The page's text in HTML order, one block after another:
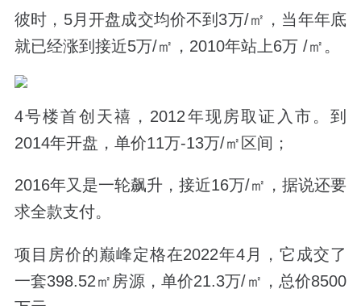
彼时，5月开盘成交均价不到3万/㎡，当年年底
就已经涨到接近5万/㎡，2010年站上6万 /㎡。
4号楼首创天禧，2012年现房取证入市。到
2014年开盘，单价11万-13万/㎡区间；
2016年又是一轮飙升，接近16万/㎡，据说还要
求全款支付。
项目房价的巅峰定格在2022年4月，它成交了
一套398.52㎡房源，单价21.3万/㎡，总价8500